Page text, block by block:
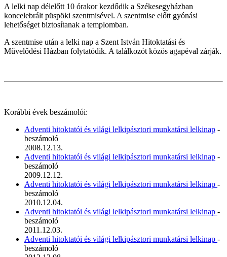
A lelki nap délelőtt 10 órakor kezdődik a Székesegyházban
koncelebrált püspöki szentmisével. A szentmise előtt gyónási
lehetőséget biztosítanak a templomban.
A szentmise után a lelki nap a Szent István Hitoktatási és
Művelődési Házban folytatódik. A találkozót közös agapéval zárják.
Korábbi évek beszámolói:
Adventi hitoktatói és világi lelkipásztori munkatársi lelkinap -
beszámoló
2008.12.13.
Adventi hitoktatói és világi lelkipásztori munkatársi lelkinap -
beszámoló
2009.12.12.
Adventi hitoktatói és világi lelkipásztori munkatársi lelkinap -
beszámoló
2010.12.04.
Adventi hitoktatói és világi lelkipásztori munkatársi lelkinap -
beszámoló
2011.12.03.
Adventi hitoktatói és világi lelkipásztori munkatársi lelkinap -
beszámoló